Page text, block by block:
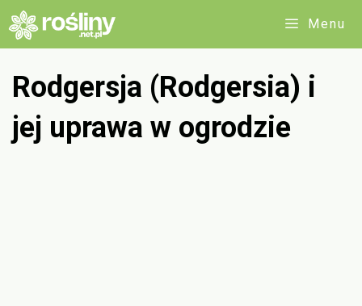
Przejdź
do
Menu
Rodgersja (Rodgersia) i
jej uprawa w ogrodzie